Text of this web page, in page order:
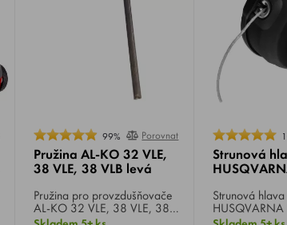
99% Porovnat
Pružina AL-KO 32 VLE,
38 VLE, 38 VLB levá
Pružina pro provzdušňovače
AL-KO 32 VLE, 38 VLE, 38
VLB, BRILL 28 VE/RL, 38
Strunová
Strunová hlava